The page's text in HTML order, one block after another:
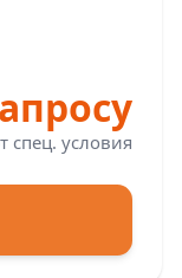
спец. условия